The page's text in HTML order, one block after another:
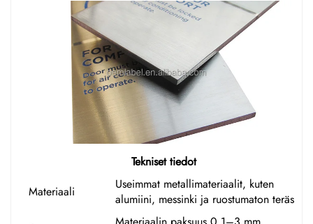
Tekniset tiedot
Materiaali
Useimmat metallimateriaalit, kuten
alumiini, messinki ja ruostumaton teräs